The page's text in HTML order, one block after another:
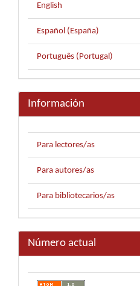
English
Español (España)
Português (Portugal)
Información
Para lectores/as
Para autores/as
Para bibliotecarios/as
Número actual